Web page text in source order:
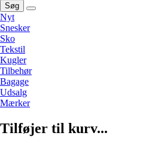
Søg
Nyt
Snesker
Sko
Tekstil
Kugler
Tilbehør
Bagage
Udsalg
Mærker
Tilføjer til kurv...